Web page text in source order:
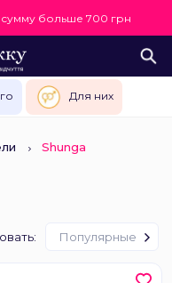
сумму больше 700 грн
Для них
Shunga
Популярные